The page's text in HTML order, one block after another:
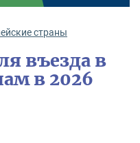
страны
въезда в
в 2026